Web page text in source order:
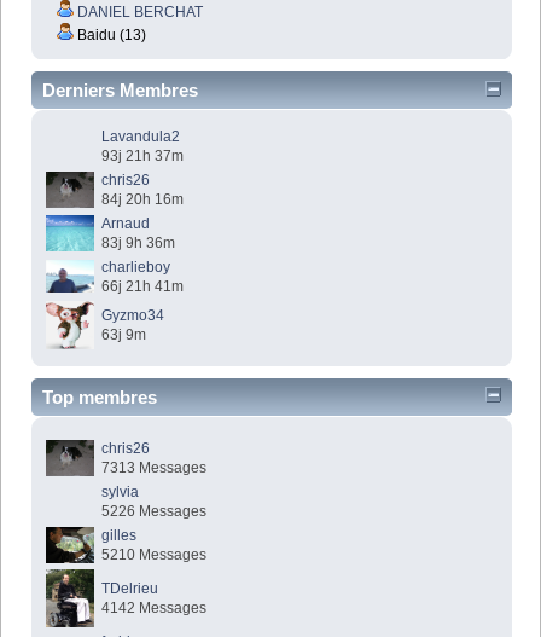
DANIEL BERCHAT
Baidu (13)
Derniers Membres
Lavandula2
93j 21h 37m
chris26
84j 20h 16m
Arnaud
83j 9h 36m
charlieboy
66j 21h 41m
Gyzmo34
63j 9m
Top membres
chris26
7313 Messages
sylvia
5226 Messages
gilles
5210 Messages
TDelrieu
4142 Messages